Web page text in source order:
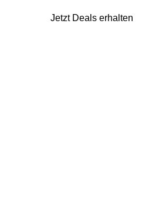
Jetzt Deals erhalten